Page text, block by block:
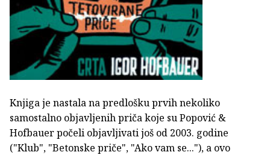
Knjiga je nastala na predlošku prvih nekoliko
samostalno objavljenih priča koje su Popović &
Hofbauer počeli objavljivati još od 2003. godine
("Klub", "Betonske priče", "Ako vam se..."), a ovo